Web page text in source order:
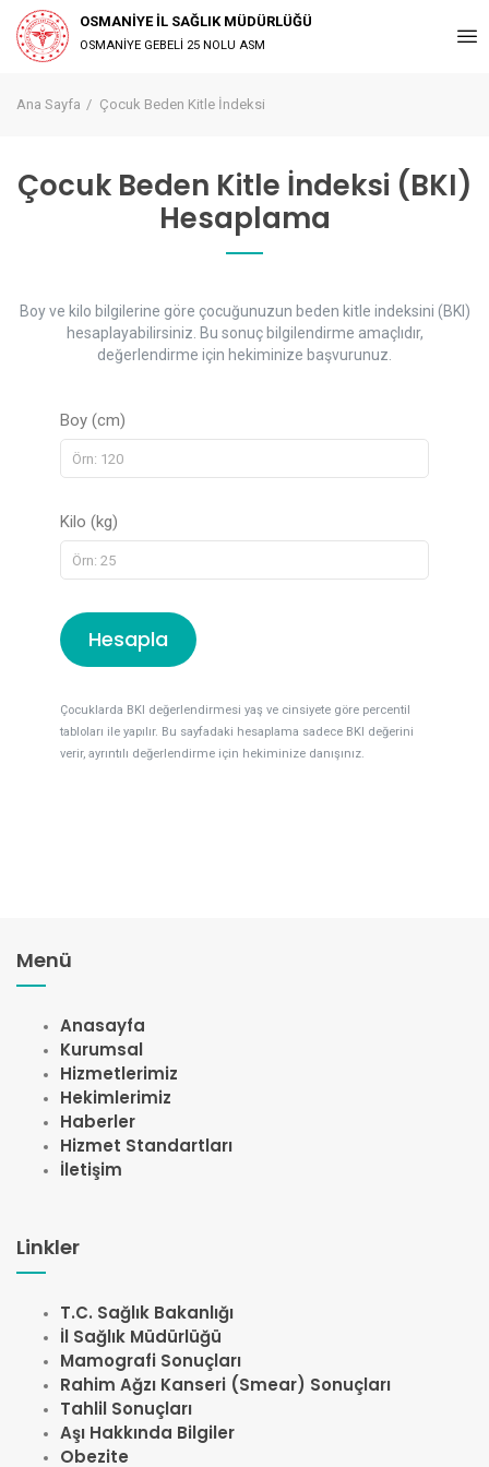
OSMANİYE İL SAĞLIK MÜDÜRLÜĞÜ
OSMANİYE GEBELİ 25 NOLU ASM
Ana Sayfa Çocuk Beden Kitle İndeksi
Çocuk Beden Kitle İndeksi (BKI)
Hesaplama
Boy ve kilo bilgilerine göre çocuğunuzun beden kitle indeksini (BKI)
hesaplayabilirsiniz. Bu sonuç bilgilendirme amaçlıdır,
değerlendirme için hekiminize başvurunuz.
Boy (cm)
Kilo (kg)
Hesapla
Çocuklarda BKI değerlendirmesi yaş ve cinsiyete göre percentil
tabloları ile yapılır. Bu sayfadaki hesaplama sadece BKI değerini
verir, ayrıntılı değerlendirme için hekiminize danışınız.
Menü
Anasayfa
Kurumsal
Hizmetlerimiz
Hekimlerimiz
Haberler
Hizmet Standartları
İletişim
Linkler
T.C. Sağlık Bakanlığı
İl Sağlık Müdürlüğü
Mamografi Sonuçları
Rahim Ağzı Kanseri (Smear) Sonuçları
Tahlil Sonuçları
Aşı Hakkında Bilgiler
Obezite